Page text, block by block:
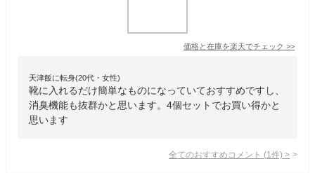
価格と在庫を楽天でチェック >>
天津飯に転身(20代・女性)
靴に入れるだけ簡単なものになっていておすすめですし、
消臭機能も抜群かと思います。4個セットでお買い得かと
思います
全てのおすすめコメント (1 件) >